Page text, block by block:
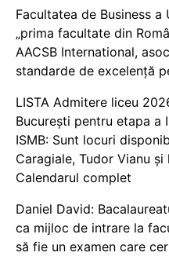
Facultatea de Business
„prima facultate din
AACSB International,
standarde de excelență
LISTA Admitere liceu
București pentru etapa a
ISMB: Sunt locuri
Caragiale, Tudor Vianu
Calendarul complet
Daniel David:
ca mijloc de intrare la
să fie un examen care